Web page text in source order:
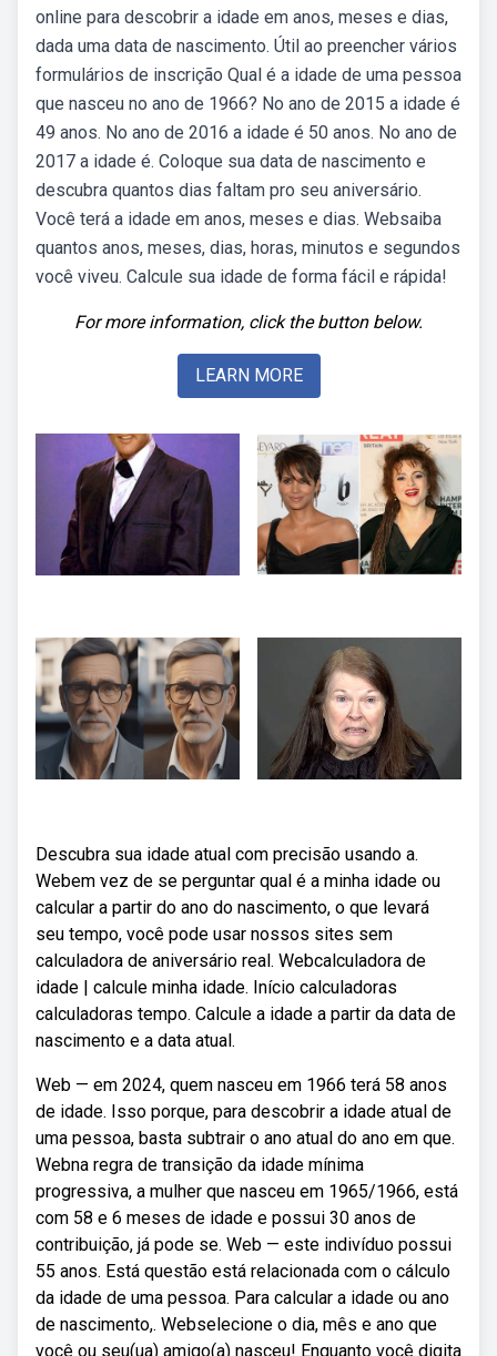
online para descobrir a idade em anos, meses e dias,
dada uma data de nascimento. Útil ao preencher vários
formulários de inscrição Qual é a idade de uma pessoa
que nasceu no ano de 1966? No ano de 2015 a idade é
49 anos. No ano de 2016 a idade é 50 anos. No ano de
2017 a idade é. Coloque sua data de nascimento e
descubra quantos dias faltam pro seu aniversário.
Você terá a idade em anos, meses e dias. Websaiba
quantos anos, meses, dias, horas, minutos e segundos
você viveu. Calcule sua idade de forma fácil e rápida!
For more information, click the button below.
LEARN MORE
Descubra sua idade atual com precisão usando a.
Webem vez de se perguntar qual é a minha idade ou
calcular a partir do ano do nascimento, o que levará
seu tempo, você pode usar nossos sites sem
calculadora de aniversário real. Webcalculadora de
idade | calcule minha idade. Início calculadoras
calculadoras tempo. Calcule a idade a partir da data de
nascimento e a data atual.
Web — em 2024, quem nasceu em 1966 terá 58 anos
de idade. Isso porque, para descobrir a idade atual de
uma pessoa, basta subtrair o ano atual do ano em que.
Webna regra de transição da idade mínima
progressiva, a mulher que nasceu em 1965/1966, está
com 58 e 6 meses de idade e possui 30 anos de
contribuição, já pode se. Web — este indivíduo possui
55 anos. Está questão está relacionada com o cálculo
da idade de uma pessoa. Para calcular a idade ou ano
de nascimento,. Webselecione o dia, mês e ano que
você ou seu(ua) amigo(a) nasceu! Enquanto você digita